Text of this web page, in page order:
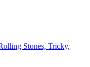
Stones, Tricky,